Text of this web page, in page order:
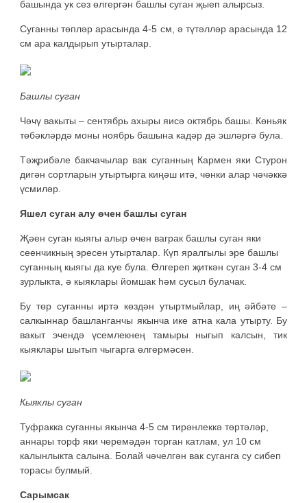
башында ук сез өлгергән башлы суган җыеп алырсыз.
Суганны төпләр арасында 4-5 см, ә түтәлләр арасында 12
см ара калдырып утырталар.
Башлы суган
Чәчү вакыты – сентябрь ахыры яисә октябрь башы. Көньяк
төбәкләрдә моны ноябрь башына кадәр дә эшләргә була.
Тәҗрибәле бакчачылар вак суганның Кармен яки Стурон
дигән сортларын утыртырга киңәш итә, чөнки алар чәчәккә
үсмиләр.
Яшел суган алу өчен башлы суган
Җәен суган кыягы алыр өчен ваграк башлы суган яки
сеенчикның эресен утырталар. Күп яралгылы эре башлы
суганның кыягы да куе була. Өлгереп җиткән суган 3-4 см
зурлыкта, ә кыяклары йомшак һәм сусыл булачак.
Бу төр суганны иртә көздән утыртмыйлар, иң әйбәте –
салкыннар башланганчы якынча ике атна кала утырту. Бу
вакыт эчендә үсемлекнең тамыры ныгып калсын, тик
кыяклары шытып чыгарга өлгермәсен.
Кыяклы суган
Туфракка суганны якынча 4-5 см тирәнлеккә төртәләр,
аннары торф яки черемәдән торган катлам, ул 10 см
калынлыкта салына. Болай чәчелгән вак суганга су сибеп
торасы булмый.
Сарымсак